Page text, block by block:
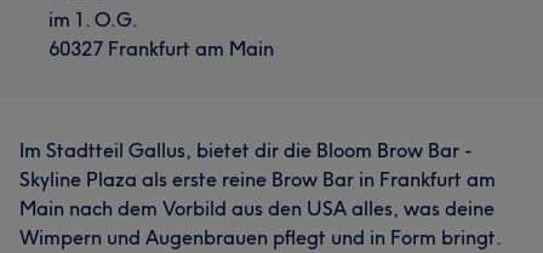
im 1. O.G.
60327 Frankfurt am Main
Im Stadtteil Gallus, bietet dir die Bloom Brow Bar -
Skyline Plaza als erste reine Brow Bar in Frankfurt am
Main nach dem Vorbild aus den USA alles, was deine
Wimpern und Augenbrauen pflegt und in Form bringt.